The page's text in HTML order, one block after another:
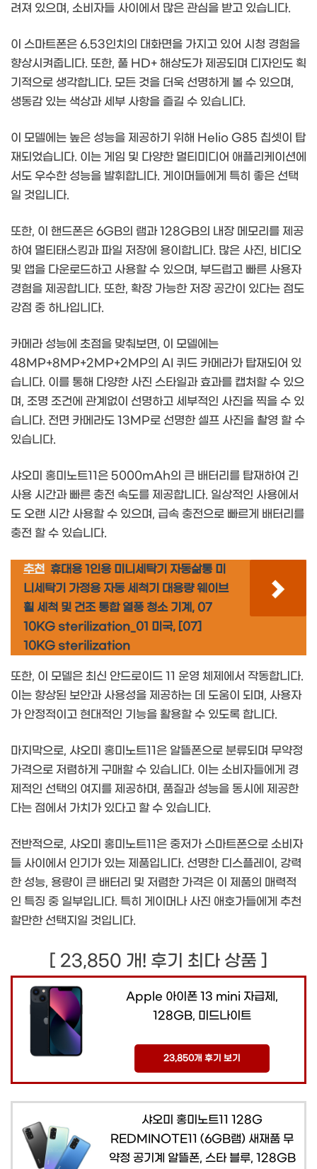
려져 있으며, 소비자들 사이에서 많은 관심을 받고 있습니다.
이 스마트폰은 6.53인치의 대화면을 가지고 있어 시청 경험을
향상시켜줍니다. 또한, 풀 HD+ 해상도가 제공되며 디자인도 획
기적으로 생각합니다. 모든 것을 더욱 선명하게 볼 수 있으며,
생동감 있는 색상과 세부 사항을 즐길 수 있습니다.
이 모델에는 높은 성능을 제공하기 위해 Helio G85 칩셋이 탑
재되었습니다. 이는 게임 및 다양한 멀티미디어 애플리케이션에
서도 우수한 성능을 발휘합니다. 게이머들에게 특히 좋은 선택
일 것입니다.
또한, 이 핸드폰은 6GB의 램과 128GB의 내장 메모리를 제공
하여 멀티태스킹과 파일 저장에 용이합니다. 많은 사진, 비디오
및 앱을 다운로드하고 사용할 수 있으며, 부드럽고 빠른 사용자
경험을 제공합니다. 또한, 확장 가능한 저장 공간이 있다는 점도
강점 중 하나입니다.
카메라 성능에 초점을 맞춰보면, 이 모델에는
48MP+8MP+2MP+2MP의 AI 퀴드 카메라가 탑재되어 있
습니다. 이를 통해 다양한 사진 스타일과 효과를 캡처할 수 있으
며, 조명 조건에 관계없이 선명하고 세부적인 사진을 찍을 수 있
습니다. 전면 카메라도 13MP로 선명한 셀프 사진을 촬영 할 수
있습니다.
샤오미 홍미노트11은 5000mAh의 큰 배터리를 탑재하여 긴
사용 시간과 빠른 충전 속도를 제공합니다. 일상적인 사용에서
도 오랜 시간 사용할 수 있으며, 급속 충전으로 빠르게 배터리를
충전 할 수 있습니다.
추천 휴대용 1인용 미니세탁기 자동삶통 미
니세탁기 가정용 자동 세척기 대용량 웨이브
휠 세척 및 건조 통합 열풍 청소 기계, 07
10KG sterilization_01 미국, [07]
10KG sterilization
또한, 이 모델은 최신 안드로이드 11 운영 체제에서 작동합니다.
이는 향상된 보안과 사용성을 제공하는 데 도움이 되며, 사용자
가 안정적이고 현대적인 기능을 활용할 수 있도록 합니다.
마지막으로, 샤오미 홍미노트11은 알뜰폰으로 분류되며 무약정
가격으로 저렴하게 구매할 수 있습니다. 이는 소비자들에게 경
제적인 선택의 여지를 제공하며, 품질과 성능을 동시에 제공한
다는 점에서 가치가 있다고 할 수 있습니다.
전반적으로, 샤오미 홍미노트11은 중저가 스마트폰으로 소비자
들 사이에서 인기가 있는 제품입니다. 선명한 디스플레이, 강력
한 성능, 용량이 큰 배터리 및 저렴한 가격은 이 제품의 매력적
인 특징 중 일부입니다. 특히 게이머나 사진 애호가들에게 추천
할만한 선택지일 것입니다.
[ 23,850 개! 후기 최다 상품 ]
Apple 아이폰 13 mini 자급제,
128GB, 미드나이트
23,850개 후기 보기
샤오미 홍미노트11 128G
REDMINOTE11 (6GB램) 새재품 무
약정 공기계 알뜰폰, 스타 블루, 128GB